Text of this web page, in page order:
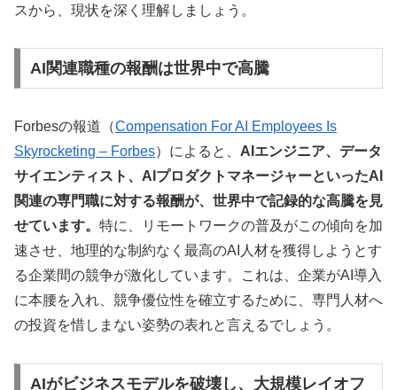
スから、現状を深く理解しましょう。
AI関連職種の報酬は世界中で高騰
Forbesの報道（Compensation For AI Employees Is
Skyrocketing – Forbes）によると、 AIエンジニア、データ
サイエンティスト、AIプロダクトマネージャーといったAI
関連の専門職に対する報酬が、世界中で記録的な高騰を見
せています。 特に、リモートワークの普及がこの傾向を加
速させ、地理的な制約なく最高のAI人材を獲得しようとす
る企業間の競争が激化しています。これは、企業がAI導入
に本腰を入れ、競争優位性を確立するために、専門人材へ
の投資を惜しまない姿勢の表れと言えるでしょう。
AIがビジネスモデルを破壊し、大規模レイオフ